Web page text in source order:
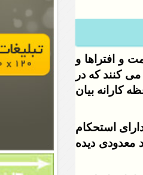
و افتراها و
کنند که در
کارانه بیان
استحکام
معدودی دیده